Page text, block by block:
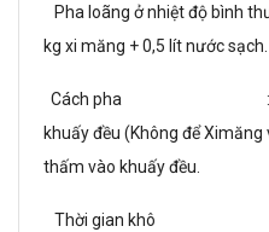
Pha loãng ở nhiệt độ bình
kg xi măng + 0,5 lít n­ước sạch.
Cách pha : Trộn Xi
khuấy đều (Không để
thấm vào
Thời gian khô : Khô